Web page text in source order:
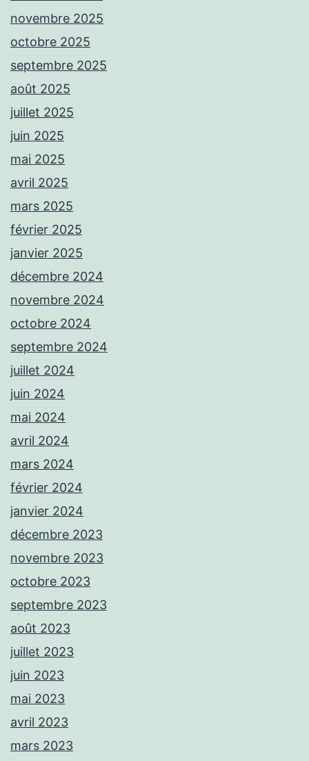
novembre 2025
octobre 2025
septembre 2025
août 2025
juillet 2025
juin 2025
mai 2025
avril 2025
mars 2025
février 2025
janvier 2025
décembre 2024
novembre 2024
octobre 2024
septembre 2024
juillet 2024
juin 2024
mai 2024
avril 2024
mars 2024
février 2024
janvier 2024
décembre 2023
novembre 2023
octobre 2023
septembre 2023
août 2023
juillet 2023
juin 2023
mai 2023
avril 2023
mars 2023